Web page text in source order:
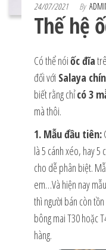
24/07/2021 By
Thế hệ
Có thể nóiốc đĩa
đối với Salaya
biết rằng chỉcó 3
mà thôi.
1. Mẫu đầu tiên:
là 5 cánh xéo, hay 5
cho dễ phân biệt.
em…Và hiện nay
thì người bán còn
bông mai T30 hoặc
hàng.